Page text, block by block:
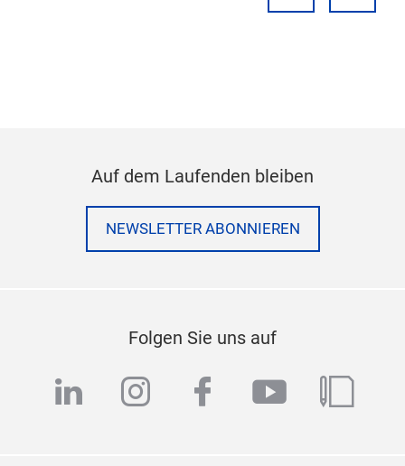
Auf dem Laufenden bleiben
NEWSLETTER ABONNIEREN
Folgen Sie uns auf
linkedininstagram
facebook
youtube
blog